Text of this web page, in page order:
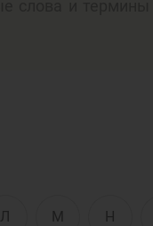
Л М Н